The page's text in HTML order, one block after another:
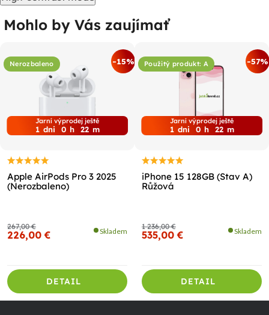
Mohlo by Vás zaujímať
Nerozbaleno -15%
Jarní výprodej ještě
1 dni 0 h 22 m
Apple AirPods Pro 3 2025
(Nerozbaleno)
267,00 €
226,00 € Skladem
DETAIL
Použitý produkt: A -57%
Jarní výprodej ještě
1 dni 0 h 22 m
iPhone 15 128GB (Stav A)
Růžová
1 236,00 €
535,00 € Skladem
DETAIL